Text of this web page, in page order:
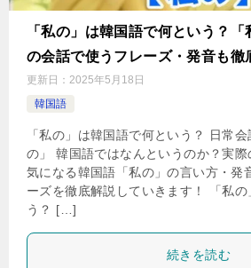
「私の」は韓国語で何という？
の会話で使うフレーズ・発音も徹
更新日： 2025年5月18日
韓国語
「私の」は韓国語で何という？ 日常
の」 韓国語ではなんというのか？実際
気になる韓国語「私の」の言い方・発
ーズを徹底解説していきます！ 「私
う？ […]
続きを読む